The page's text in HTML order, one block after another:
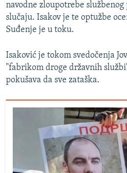
navodne zloupotrebe
slučaju. Isakov je te optužbe
Suđenje je u toku.
Isaković je tokom svedočenja
"fabrikom droge državnih
pokušava da sve zataška.